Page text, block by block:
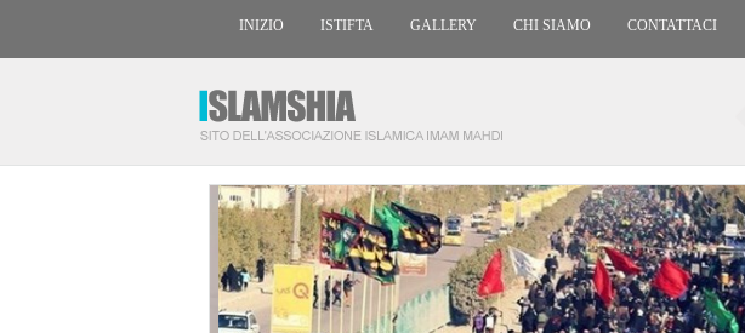
INIZIO ISTIFTA GALLERY CHI SIAMO CONTATTACI